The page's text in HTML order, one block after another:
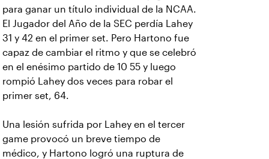
para ganar un título individual de la NCAA.
El Jugador del Año de la SEC perdía Lahey
31 y 42 en el primer set. Pero Hartono fue
capaz de cambiar el ritmo y que se celebró
en el enésimo partido de 10 55 y luego
rompió Lahey dos veces para robar el
primer set, 64.
Una lesión sufrida por Lahey en el tercer
game provocó un breve tiempo de
médico, y Hartono logró una ruptura de